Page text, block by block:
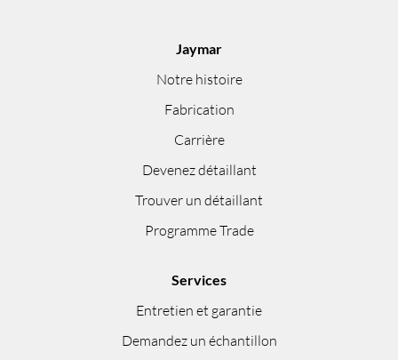
Jaymar
Notre histoire
Fabrication
Carrière
Devenez détaillant
Trouver un détaillant
Programme Trade
Services
Entretien et garantie
Demandez un échantillon